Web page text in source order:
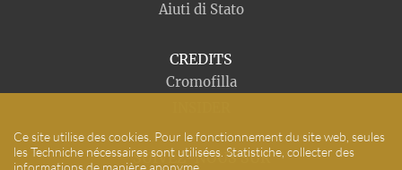
Aiuti di Stato
CREDITS
Cromofilla
SUIVEZ-NOUS SUR
Ce site utilise des cookies. Pour le fonctionnement du site web, seules
les Techniche nécessaires sont utilisées. Statistiche, collecter des
informations de manière anonyme.